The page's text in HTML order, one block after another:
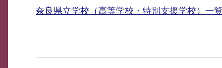
奈良県立学校（高等学校・特別支援学校）一